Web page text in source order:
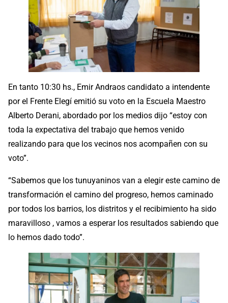
En tanto 10:30 hs., Emir Andraos candidato a intendente
por el Frente Elegí emitió su voto en la Escuela Maestro
Alberto Derani, abordado por los medios dijo “estoy con
toda la expectativa del trabajo que hemos venido
realizando para que los vecinos nos acompañen con su
voto”.
“Sabemos que los tunuyaninos van a elegir este camino de
transformación el camino del progreso, hemos caminado
por todos los barrios, los distritos y el recibimiento ha sido
maravilloso , vamos a esperar los resultados sabiendo que
lo hemos dado todo”.